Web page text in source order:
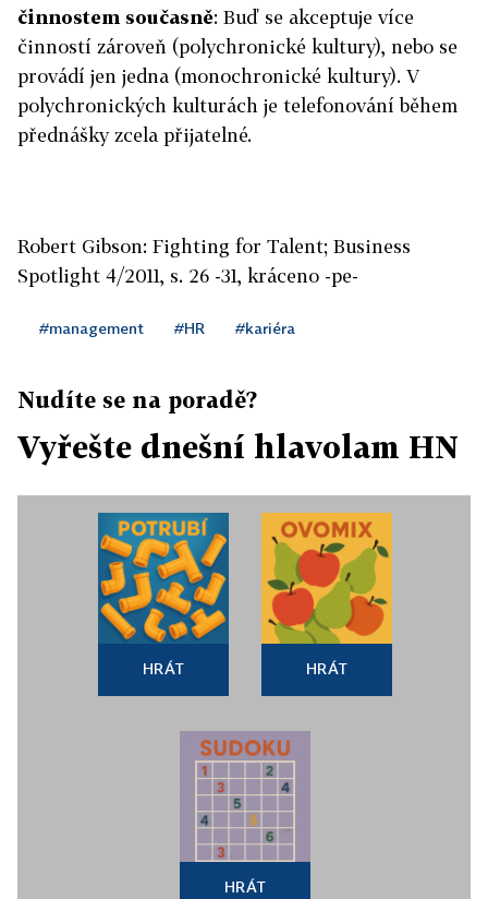
činnostem současně: Buď se akceptuje více
činností zároveň (polychronické kultury), nebo se
provádí jen jedna (monochronické kultury). V
polychronických kulturách je telefonování během
přednášky zcela přijatelné.
Robert Gibson: Fighting for Talent; Business
Spotlight 4/2011, s. 26 -31, kráceno -pe-
#management #HR #kariéra
Nudíte se na poradě?
Vyřešte dnešní hlavolam HN
HRÁT HRÁT
HRÁT